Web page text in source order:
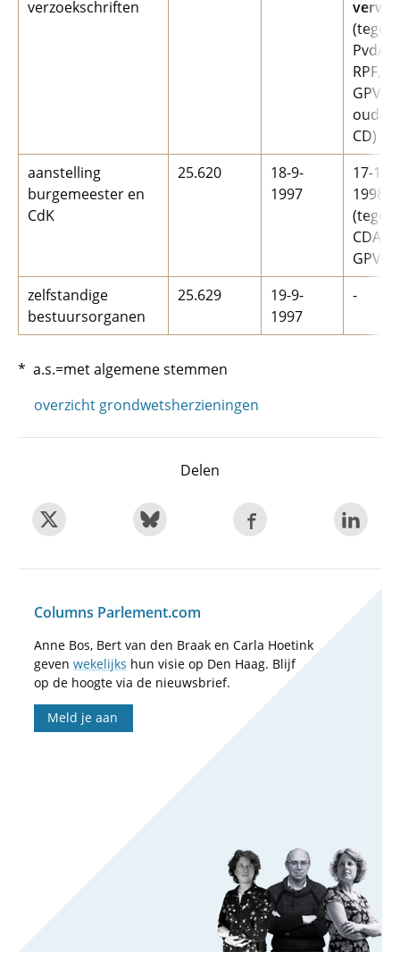
verzoekschriften
(tegen
PvdA,
RPF,
GPV,
CD)
aanstelling
burgemeester en
CdK
25.620
18-9-
1997
17-11-
1998:
(tegen
CDA,
GPV,
zelfstandige
bestuursorganen
25.629
19-9-
1997
-
* a.s.=met algemene stemmen
overzicht grondwetsherzieningen
Delen
Columns Parlement.com
Anne Bos, Bert van den Braak en Carla Hoetink
geven wekelijks hun visie op Den Haag. Blijf
op de hoogte via de nieuwsbrief.
Meld je aan